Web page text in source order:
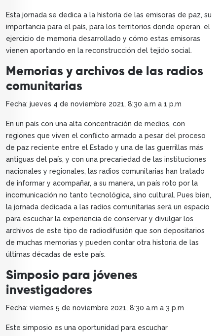
Esta jornada se dedica a la historia de las emisoras de paz, su
importancia para el país, para los territorios donde operan, el
ejercicio de memoria desarrollado y cómo estas emisoras
vienen aportando en la reconstrucción del tejido social.
Memorias y archivos de las radios
comunitarias
Fecha: jueves 4 de noviembre 2021, 8:30 a.m a 1 p.m
En un país con una alta concentración de medios, con
regiones que viven el conflicto armado a pesar del proceso
de paz reciente entre el Estado y una de las guerrillas más
antiguas del país, y con una precariedad de las instituciones
nacionales y regionales, las radios comunitarias han tratado
de informar y acompañar, a su manera, un país roto por la
incomunicación no tanto tecnológica, sino cultural. Pues bien,
la jornada dedicada a las radios comunitarias será un espacio
para escuchar la experiencia de conservar y divulgar los
archivos de este tipo de radiodifusión que son depositarios
de muchas memorias y pueden contar otra historia de las
últimas décadas de este país.
Simposio para jóvenes
investigadores
Fecha: viernes 5 de noviembre 2021, 8:30 a.m a 3 p.m
Este simposio es una oportunidad para escuchar